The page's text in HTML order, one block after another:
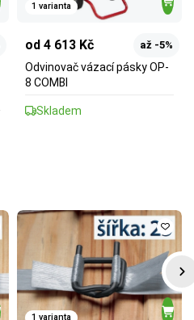
1 varianta
od 4 613 Kč až -5%
Odvinovač vázací pásky OP-
8 COMBI
Skladem
1 varianta